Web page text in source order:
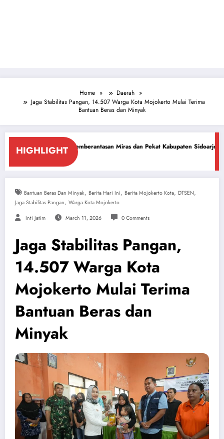
Home
Daerah
Jaga Stabilitas Pangan, 14.507 Warga Kota Mojokerto Mulai Terima
Bantuan Beras dan Minyak
HIGHLIGHTMiras dan Pekat Kabupaten Sidoarjo Sidoarjo Darurat Miras
Bantuan Beras Dan Minyak, Berita Hari Ini, Berita Mojokerto Kota, DTSEN,
Jaga Stabilitas Pangan, Warga Kota Mojokerto
Inti Jatim March 11, 2026 0 Comments
Jaga Stabilitas Pangan,
14.507 Warga Kota
Mojokerto Mulai Terima
Bantuan Beras dan
Minyak